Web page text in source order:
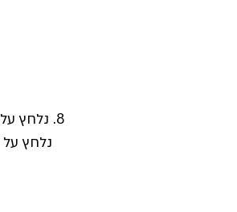
8. נלחץ על ADVANCED
נלחץ על Security Settings